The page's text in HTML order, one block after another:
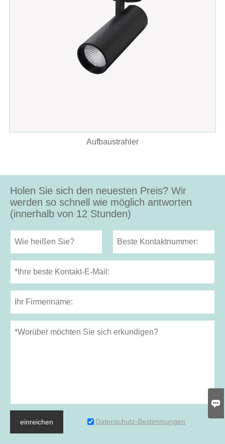
Aufbaustrahler
Holen Sie sich den neuesten Preis? Wir
werden so schnell wie möglich antworten
(innerhalb von 12 Stunden)
einreichen Datenschutz-Bestimmungen
